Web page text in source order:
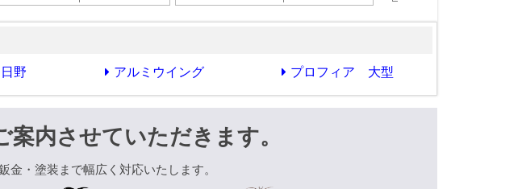
野 アルミウイング プロフィア 大型
内させていただきます。
・塗装まで幅広く対応いたします。